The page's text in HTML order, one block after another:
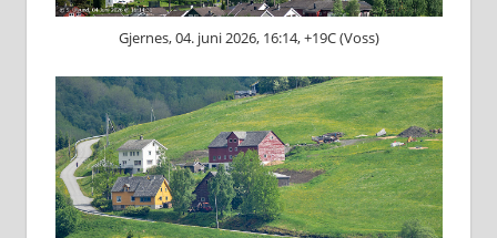
Gjernes, 04. juni 2026, 16:14, +19C (Voss)